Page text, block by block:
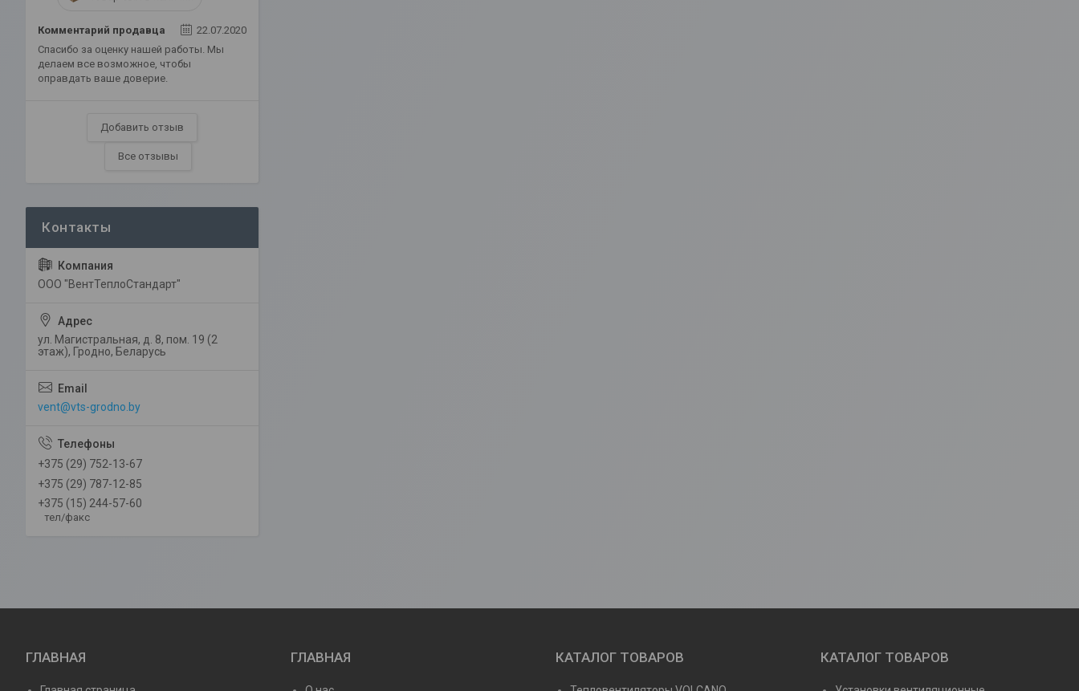
Комментарий продавца
22.07.2020
Спасибо за оценку нашей работы. Мы
делаем все возможное, чтобы
оправдать ваше доверие.
Добавить отзыв
Все отзывы
ООО "ВентТеплоСтандарт"
ул. Магистральная, д. 8, пом. 19 (2
этаж), Гродно, Беларусь
vent@vts-grodno.by
+375 (29) 752-13-67
+375 (29) 787-12-85
+375 (15) 244-57-60
тел/факс
ГЛАВНАЯ ГЛАВНАЯ КАТАЛОГ ТОВАРОВ КАТАЛОГ ТОВАРОВ